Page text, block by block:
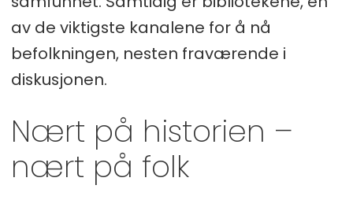
av de viktigste kanalene for å nå
befolkningen, nesten fraværende i
diskusjonen.
Nært på historien –
nært på folk